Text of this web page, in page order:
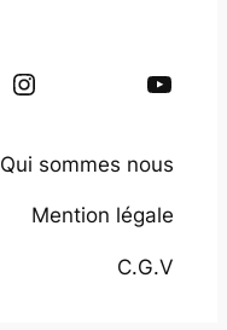
Instagram YouTube
Qui sommes nous
Mention légale
C.G.V